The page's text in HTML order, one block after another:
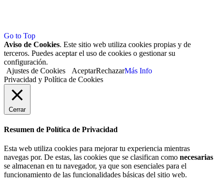
Go to Top
Aviso de Cookies. Este sitio web utiliza cookies propias y de
terceros. Puedes aceptar el uso de cookies o gestionar su
configuración.
Ajustes de Cookies
AceptarRechazarMás Info
Privacidad y Política de Cookies
Cerrar
Resumen de Política de Privacidad
Esta web utiliza cookies para mejorar tu experiencia mientras
navegas por. De estas, las cookies que se clasifican como necesarias
se almacenan en tu navegador, ya que son esenciales para el
funcionamiento de las funcionalidades básicas del sitio web.